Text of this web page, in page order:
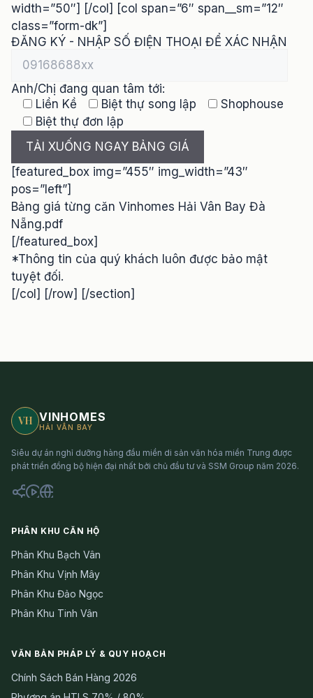
width=”50″] [/col] [col span=”6″ span__sm=”12″
class=”form-dk”]
ĐĂNG KÝ - NHẬP SỐ ĐIỆN THOẠI ĐỂ XÁC NHẬN
Anh/Chị đang quan tâm tới:
Liền Kề
Biệt thự song lập
Shophouse
Biệt thự đơn lập
[featured_box img=”455″ img_width=”43″
pos=”left”]
Bảng giá từng căn Vinhomes Hải Vân Bay Đà
Nẵng.pdf
[/featured_box]
*Thông tin của quý khách luôn được bảo mật
tuyệt đối.
[/col] [/row] [/section]
VH VINHOMES
HẢI VÂN BAY
Siêu dự án nghỉ dưỡng hàng đầu miền di sản văn hóa miền Trung được
phát triển đồng bộ hiện đại nhất bởi chủ đầu tư và SSM Group năm 2026.
PHÂN KHU CĂN HỘ
Phân Khu Bạch Vân
Phân Khu Vịnh Mây
Phân Khu Đảo Ngọc
Phân Khu Tinh Vân
VĂN BẢN PHÁP LÝ & QUY HOẠCH
Chính Sách Bán Hàng 2026